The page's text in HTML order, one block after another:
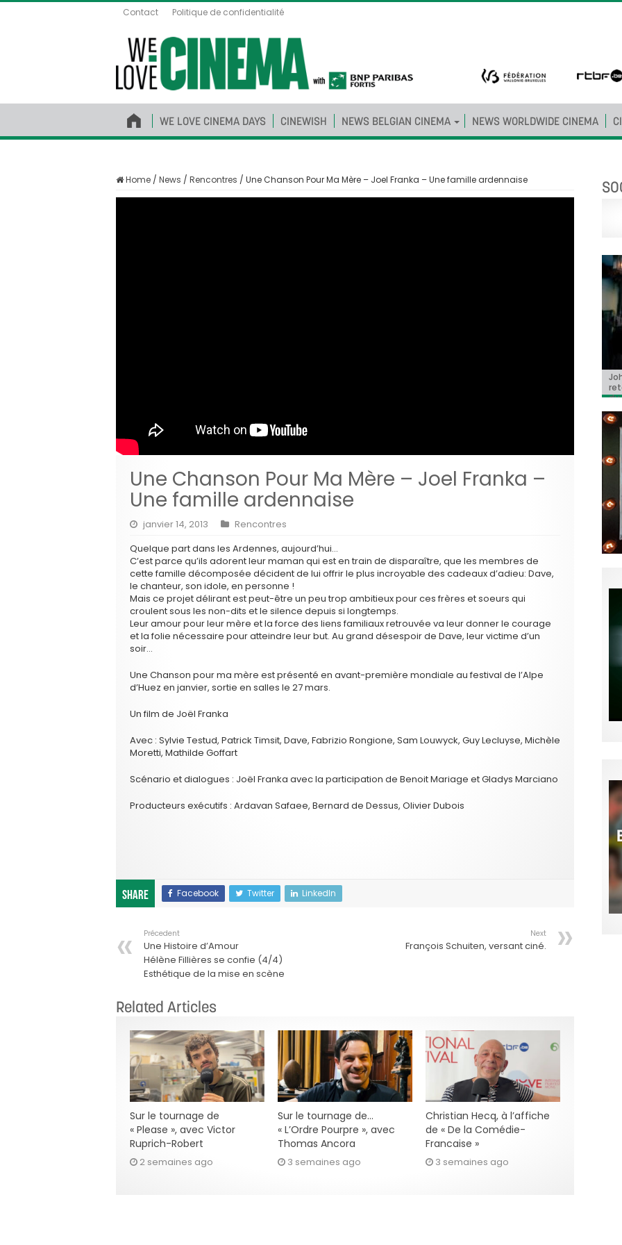
Contact Politique de confidentialité
WE LOVE CINEMA DAYS CINEWISH NEWS BELGIAN CINEMA NEWS WORLDWIDE CINEMA
Home / News / Rencontres / Une Chanson Pour Ma Mère – Joel Franka – Une famille ardennaise
Une Chanson Pour Ma Mère – Joel Franka –
Une famille ardennaise
janvier 14, 2013
Rencontres
Quelque part dans les Ardennes, aujourd’hui…
C’est parce qu’ils adorent leur maman qui est en train de disparaître, que les membres de
cette famille décomposée décident de lui offrir le plus incroyable des cadeaux d’adieu: Dave,
le chanteur, son idole, en personne !
Mais ce projet délirant est peut-être un peu trop ambitieux pour ces frères et soeurs qui
croulent sous les non-dits et le silence depuis si longtemps.
Leur amour pour leur mère et la force des liens familiaux retrouvée va leur donner le courage
et la folie nécessaire pour atteindre leur but. Au grand désespoir de Dave, leur victime d’un
soir…
Une Chanson pour ma mère est présenté en avant-première mondiale au festival de l’Alpe
d’Huez en janvier, sortie en salles le 27 mars.
Un film de Joël Franka
Avec : Sylvie Testud, Patrick Timsit, Dave, Fabrizio Rongione, Sam Louwyck, Guy Lecluyse, Michèle
Moretti, Mathilde Goffart
Scénario et dialogues : Joël Franka avec la participation de Benoit Mariage et Gladys Marciano
Producteurs exécutifs : Ardavan Safaee, Bernard de Dessus, Olivier Dubois
Share Facebook Twitter LinkedIn
Précedent
Une Histoire d’Amour
Hélène Fillières se confie (4/4)
Esthétique de la mise en scène
Next
François Schuiten, versant ciné.
Related Articles
Sur le tournage de
« Please », avec Victor
Ruprich-Robert
2 semaines ago
Sur le tournage de…
« L’Ordre Pourpre », avec
Thomas Ancora
3 semaines ago
Christian Hecq, à l’affiche
de « De la Comédie-
Francaise »
3 semaines ago
du
«
«